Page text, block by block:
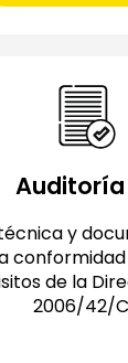
Auditoría
y
de la
2006/42/